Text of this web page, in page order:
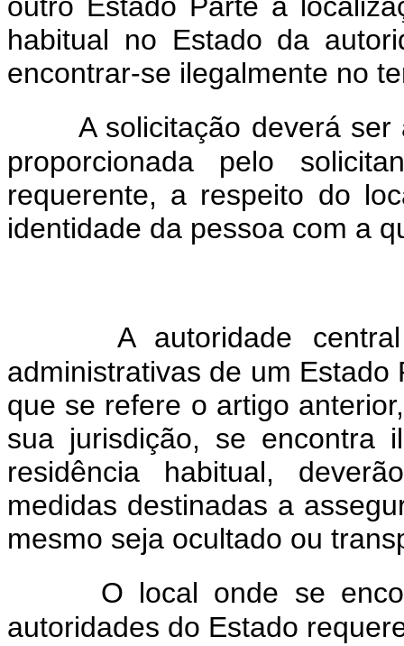
habitual no Estado da
encontrar-se ilegalmente no
A solicitação deverá
proporcionada pelo
requerente, a respeito do
identidade da pessoa com a
A autoridade
administrativas de um
que se refere o artigo
sua jurisdição, se encontra
residência habitual,
medidas destinadas a
mesmo seja ocultado ou
O local onde se
autoridades do Estado